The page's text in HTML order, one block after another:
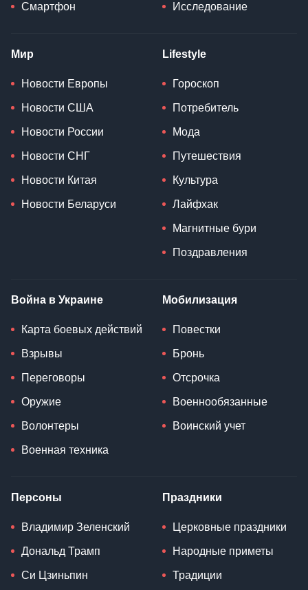
Смартфон Исследование
Мир
Новости Европы
Новости США
Новости России
Новости СНГ
Новости Китая
Новости Беларуси
Lifestyle
Гороскоп
Потребитель
Мода
Путешествия
Культура
Лайфхак
Магнитные бури
Поздравления
Война в Украине
Карта боевых действий
Взрывы
Переговоры
Оружие
Волонтеры
Военная техника
Мобилизация
Повестки
Бронь
Отсрочка
Военнообязанные
Воинский учет
Персоны
Владимир Зеленский
Дональд Трамп
Си Цзиньпин
Праздники
Церковные праздники
Народные приметы
Традиции